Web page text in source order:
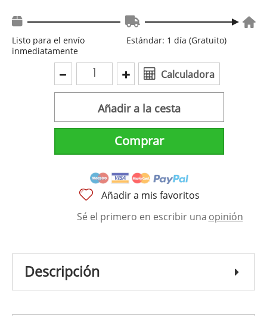
Listo para el envío
inmediatamente
Estándar: 1 día (Gratuito)
Calculadora
Añadir a la cesta
Comprar
Añadir a mis favoritos
Sé el primero en escribir una opinión
Descripción